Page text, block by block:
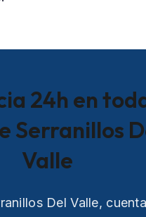
24h en
Serranillos
Valle
Del Valle,